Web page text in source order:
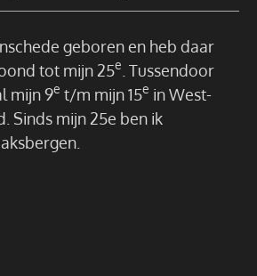
geboren en heb daar
tot mijn 25e . Tussendoor
mijn 9e t/m mijn 15e in West-
Sinds mijn 25e ben ik